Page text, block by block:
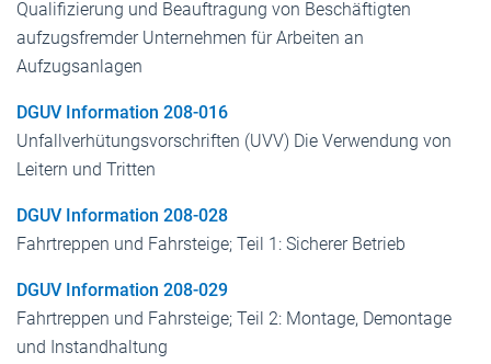
Qualifizierung und Beauftragung von Beschäftigten
aufzugsfremder Unternehmen für Arbeiten an
Aufzugsanlagen
DGUV Information 208-016
Unfallverhütungsvorschriften (UVV) Die Verwendung von
Leitern und Tritten
DGUV Information 208-028
Fahrtreppen und Fahrsteige; Teil 1: Sicherer Betrieb
DGUV Information 208-029
Fahrtreppen und Fahrsteige; Teil 2: Montage, Demontage
und Instandhaltung